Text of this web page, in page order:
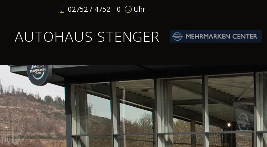
02752 / 4752 - 0 Uhr
AUTOHAUS STENGER